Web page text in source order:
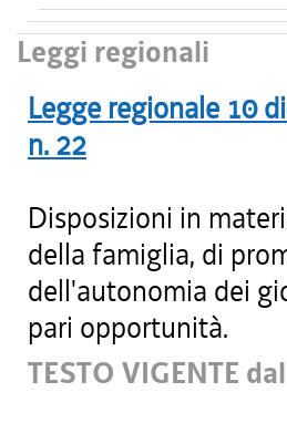
Leggi regionali
Legge regionale 10
n. 22
Disposizioni in
della famiglia, di
dell'autonomia dei
pari opportunità.
TESTO VIGENTE